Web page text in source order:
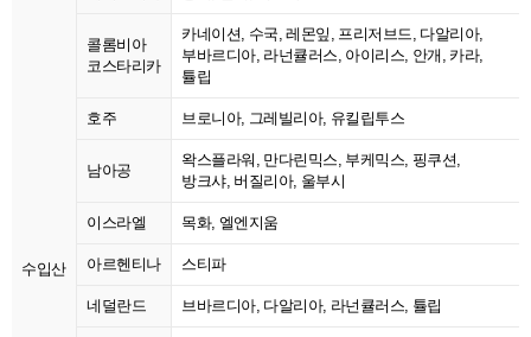
수입산
콜롬비아
코스타리카
카네이션, 수국, 레몬잎, 프리저브드, 다알리아,
부바르디아, 라넌큘러스, 아이리스, 안개, 카라,
튤립
호주 브로니아, 그레빌리아, 유킬립투스
남아공
왁스플라워, 만다린믹스, 부케믹스, 핑쿠션,
방크샤, 버질리아, 울부시
이스라엘 목화, 엘엔지움
아르헨티나 스티파
네덜란드 브바르디아, 다알리아, 라넌큘러스, 튤립